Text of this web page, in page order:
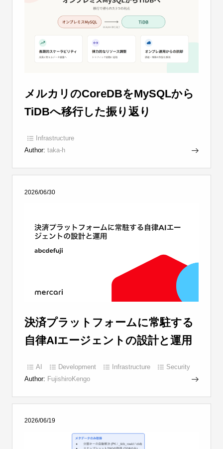
メルカリのCoreDBをMySQLから
TiDBへ移行した振り返り
Infrastructure
Author: taka-h
2026/06/30
決済プラットフォームに常駐する
自律AIエージェントの設計と運用
AI Development Infrastructure
Security
Author: FujishiroKengo
2026/06/19